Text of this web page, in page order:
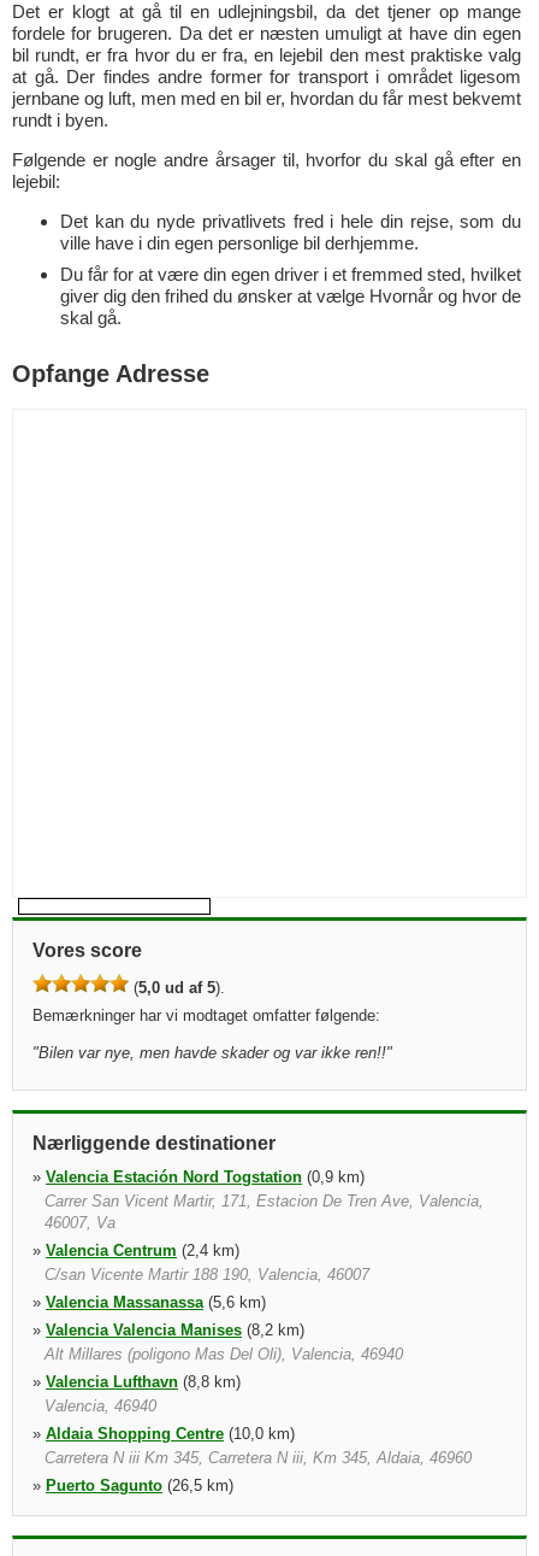
Det er klogt at gå til en udlejningsbil, da det tjener op mange
fordele for brugeren. Da det er næsten umuligt at have din egen
bil rundt, er fra hvor du er fra, en lejebil den mest praktiske valg
at gå. Der findes andre former for transport i området ligesom
jernbane og luft, men med en bil er, hvordan du får mest bekvemt
rundt i byen.
Følgende er nogle andre årsager til, hvorfor du skal gå efter en
lejebil:
Det kan du nyde privatlivets fred i hele din rejse, som du
ville have i din egen personlige bil derhjemme.
Du får for at være din egen driver i et fremmed sted, hvilket
giver dig den frihed du ønsker at vælge Hvornår og hvor de
skal gå.
Opfange Adresse
Vores score
(5,0 ud af 5).
Bemærkninger har vi modtaget omfatter følgende:
"Bilen var nye, men havde skader og var ikke ren!!"
Nærliggende destinationer
» Valencia Estación Nord Togstation (0,9 km)
Carrer San Vicent Martir, 171, Estacion De Tren Ave, Valencia,
46007, Va
» Valencia Centrum (2,4 km)
C/san Vicente Martir 188 190, Valencia, 46007
» Valencia Massanassa(5,6 km)
» Valencia Valencia Manises (8,2 km)
Alt Millares (poligono Mas Del Oli), Valencia, 46940
» Valencia Lufthavn (8,8 km)
Valencia, 46940
» Aldaia Shopping Centre (10,0 km)
Carretera N iii Km 345, Carretera N iii, Km 345, Aldaia, 46960
» Puerto Sagunto (26,5 km)
»Alzira(34,0 km)